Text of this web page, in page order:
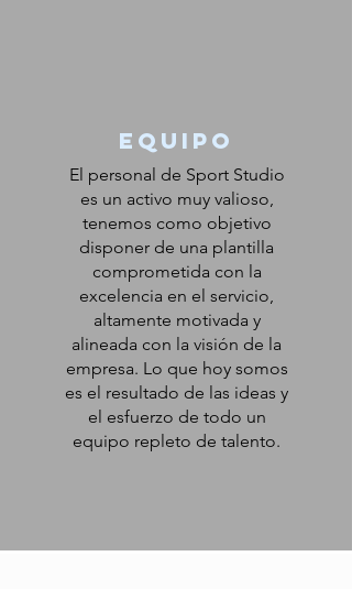
equipo
El personal de Sport Studio
es un activo muy valioso,
tenemos como objetivo
disponer de una plantilla
comprometida con la
excelencia en el servicio,
altamente motivada y
alineada con la visión de la
empresa. Lo que hoy somos
es el resultado de las ideas y
el esfuerzo de todo un
equipo repleto de talento.